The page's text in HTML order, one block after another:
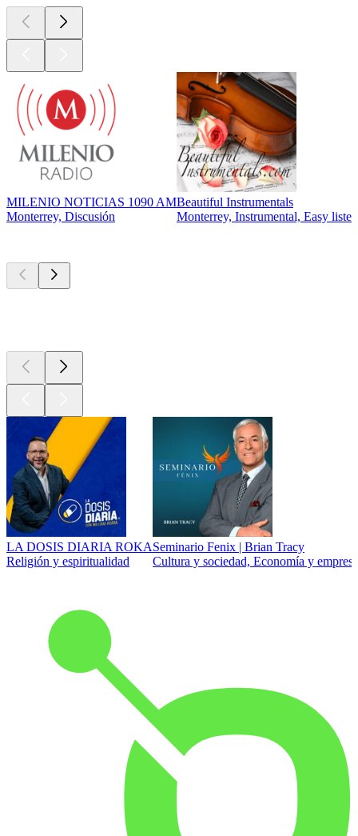
MILENIO NOTICIAS 1090 AM
Monterrey, Discusión
Beautiful Instrumentals
Monterrey, Instrumental, Easy
LA DOSIS DIARIA ROKA
Religión y espiritualidad
Seminario Fenix | Brian Tracy
Cultura y sociedad, Economía y